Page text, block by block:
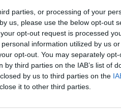
parties, or processing of your
us, please use the below opt-out
opt-out request is processed
information utilized by us
opt-out. You may separately
third parties on the IAB’s list of
by us to third parties on the
it to other third parties.
şomajului printre
vârtsa sub 35